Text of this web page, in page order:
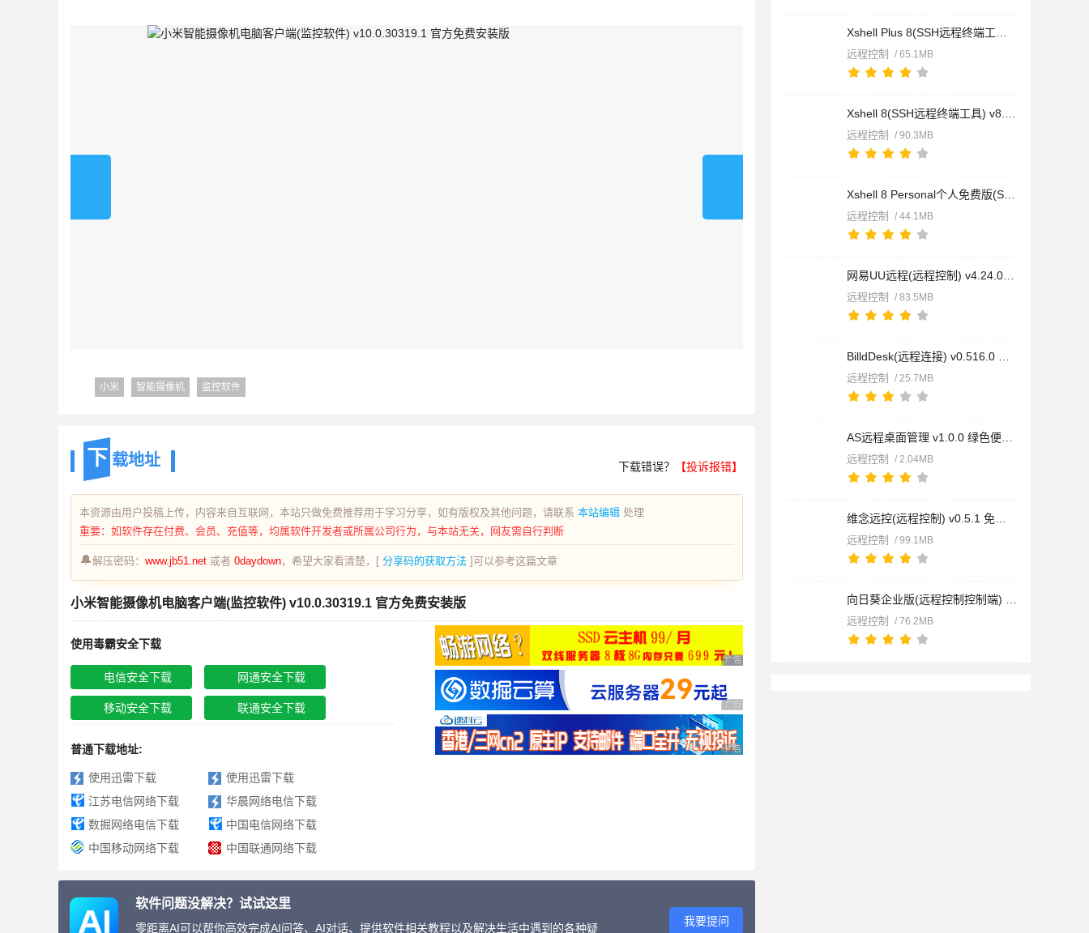
远程控制 / 65.1MB
远程控制 / 90.3MB
远程控制 / 44.1MB
远程控制 / 83.5MB
远程控制 / 25.7MB
远程控制 / 2.04MB
远程控制 / 99.1MB
远程控制 / 76.2MB
小米 智能摄像机 监控软件
下 载地址 下载错误？ 【投诉报错】
本资源由用户投稿上传，内容来自互联网，本站只做免费推荐用于学习分享，如有版权及其他问题，请联系 本站编辑 处理
重要：如软件存在付费、会员、充值等，均属软件开发者或所属公司行为，与本站无关，网友需自行判断
🔔解压密码： www.jb51.net 或者 0daydown，希望大家看清楚，[ 分享码的获取方法 ]可以参考这篇文章
小米智能摄像机电脑客户端(监控软件) v10.0.30319.1 官方免费安装版
使用毒霸安全下载
电信安全下载 网通安全下载
移动安全下载 联通安全下载
普通下载地址:
使用迅雷下载
使用迅雷下载
江苏电信网络下载
华晨网络电信下载
数掘网络电信下载
中国电信网络下载
中国移动网络下载
中国联通网络下载
广告 商业广告，理性选择
广告 商业广告，理性选择
广告 商业广告，理性选择
软件问题没解决？试试这里
零距离AI可以帮你高效完成AI问答、AI对话、提供软件相关教程以及解决生活中遇到的各种疑
我要提问